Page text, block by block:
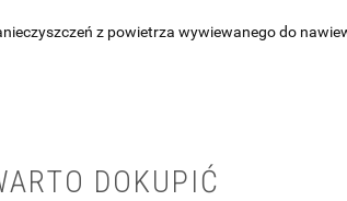
z powietrza wywiewanego do
DOKUPIĆ